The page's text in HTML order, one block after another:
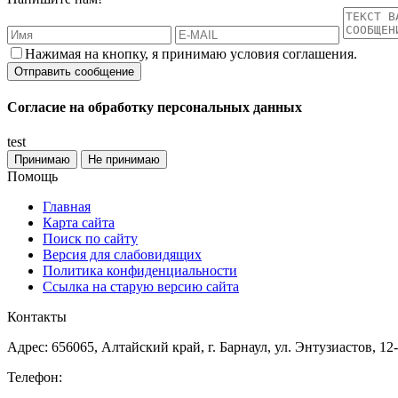
Нажимая на кнопку, я принимаю условия соглашения.
Согласие на обработку персональных данных
test
Принимаю Не принимаю
Помощь
Главная
Карта сайта
Поиск по сайту
Версия для слабовидящих
Политика конфиденциальности
Ссылка на старую версию сайта
Контакты
Адрес: 656065, Алтайский край, г. Барнаул, ул. Энтузиастов,
Телефон: